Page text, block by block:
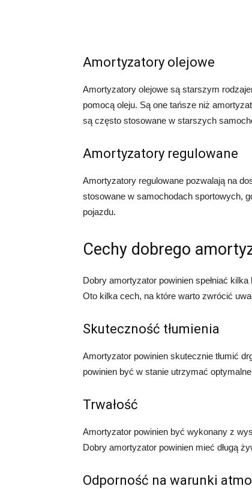
Amortyzatory olejowe
Amortyzatory olejowe są starszym
pomocą oleju. Są one tańsze niż
są często stosowane w starszych
Amortyzatory regulowane
Amortyzatory regulowane pozwalają na
stosowane w samochodach sportowych,
pojazdu.
Cechy dobrego
Dobry amortyzator powinien spełniać
Oto kilka cech, na które warto zwrócić
Skuteczność tłumienia
Amortyzator powinien skutecznie tłumić
powinien być w stanie utrzymać
Trwałość
Amortyzator powinien być wykonany z
Dobry amortyzator powinien mieć długą
Odporność na warunki